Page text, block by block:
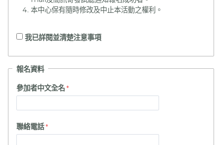
本中心保有隨時修改及中止本活動之權利。
我已詳閱並清楚注意事項
報名資料
參加者中文全名
聯絡電話